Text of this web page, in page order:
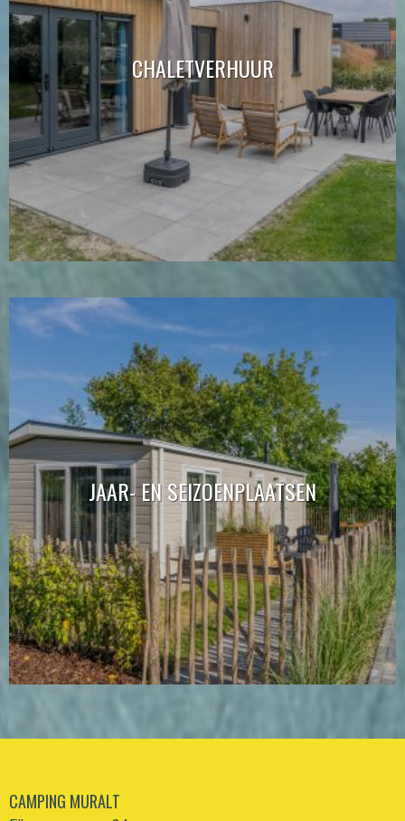
CHALETVERHUUR
JAAR- EN SEIZOENPLAATSEN
CAMPING MURALT